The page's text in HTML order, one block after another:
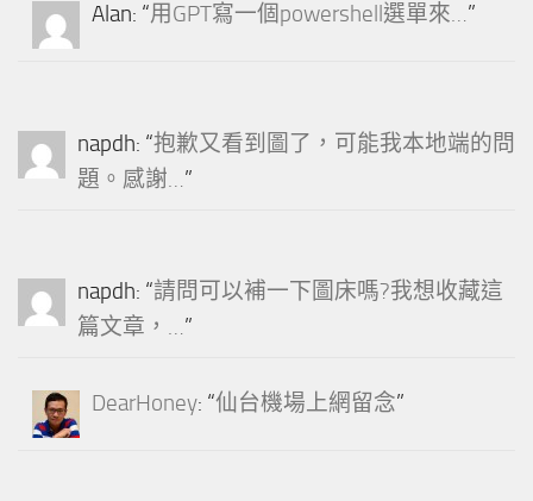
Alan: “用GPT寫一個powershell選單來…”
napdh: “抱歉又看到圖了，可能我本地端的問
題。感謝…”
napdh: “請問可以補一下圖床嗎?我想收藏這
篇文章，…”
DearHoney: “仙台機場上網留念”